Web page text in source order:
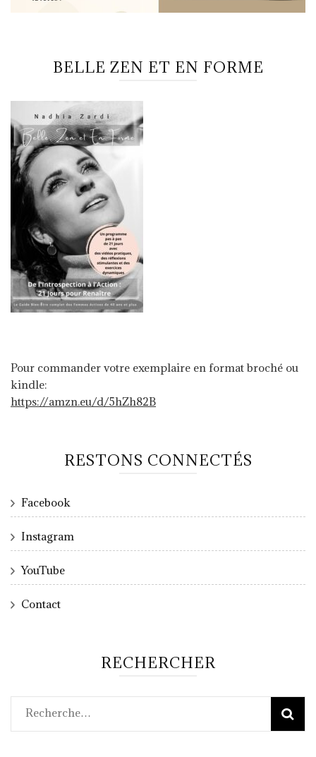
BELLE ZEN ET EN FORME
Pour commander votre exemplaire en format broché ou
kindle:
https://amzn.eu/d/5hZh82B
RESTONS CONNECTÉS
Facebook
Instagram
YouTube
Contact
RECHERCHER
Rechercher :